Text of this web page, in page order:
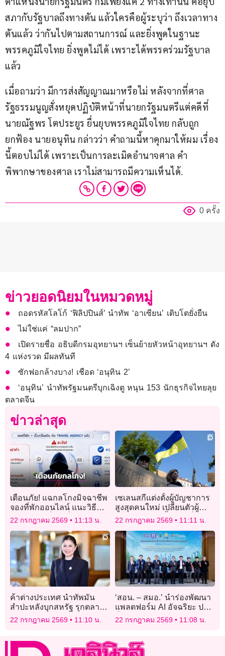
สภากับรัฐบาลถึงทางตัน แล้วใครคือผู้ระบุว่า ถึงเวลาทาง
ตันแล้ว ว่ากันไปตามสถานการณ์ และยิ่งพูดในฐานะ
พรรคภูมิใจไทย ยิ่งพูดไม่ได้ เพราะได้พรรคร่วมรัฐบาล
แล้ว
เมื่อถามว่า มีการส่งสัญญาณมาหรือไม่ หลังจากที่ศาล
รัฐธรรมนูญสั่งหยุดปฏิบัติหน้าที่นายกรัฐมนตรีแต่คดีที่
นายณัฐพร โตประยูร ยื่นยุบพรรคภูมิใจไทย กลับถูก
ยกฟ้อง นายอนุทิน กล่าวว่า คำถามนี้หาคุกมาให้ผม เรื่อง
นี้ตอบไม่ได้ เพราะเป็นการละเมิดอำนาจศาล คำ
พิพากษาของศาล เราไม่สามารถมีความเห็นได้.
0 ครั้ง
ข่าวยอดนิยมในหมวดหมู่
ถอดรหัสโลโก้ ‘ฟิลิปปินส์’ นำทัพ ‘อาเซียน’ เติบโตยั่งยืน
ไม่ใช่แค่ “ลมปาก”
เปิดรายชื่อ อธิบดีกรมอุทยานฯ เซ็นย้ายหัวหน้าอุทยานฯ ดัง
4 แห่งรวด มีผลทันที
ซักฟอกล้างบาง! เชือด ‘อนุทิน 2’
‘อนุทิน’ นำทัพรัฐมนตรีบุกเฉิงตู หนุน 153 นักธุรกิจไทยลุย
ตลาดจีน
ข่าวล่าสุด
เตือนภัย! แฉกลโกงมิจฉาชีพ
จองที่พักออนไลน์ แนะวิธี
รู้ทันไม่ตกเป็นเหยื่อ
22 กรกฎาคม 2569 11:13 น.
เซเลนสกีแต่งตั้งผู้บัญชาการ
สูงสุดคนใหม่ เปลี่ยนตัวผู้นำ
ทหารยูเครนครั้งใหญ่ที่สุด
22 กรกฎาคม 2569 11:11 น.
ค้าต่างประเทศ นำทัพมัน
สำปะหลังบุกสหรัฐ รุกตลาด
สินค้าคุณภาพ
22 กรกฎาคม 2569 11:10 น.
‘สอน. – สมอ.’ นำร่องพัฒนา
แพลตฟอร์ม AI อัจฉริยะ ปลด
ล็อกอุตสาหกรรมอ้อยและ
มาตรฐานไทย สู่ยุคดิจิทัล
22 กรกฎาคม 2569 11:08 น.